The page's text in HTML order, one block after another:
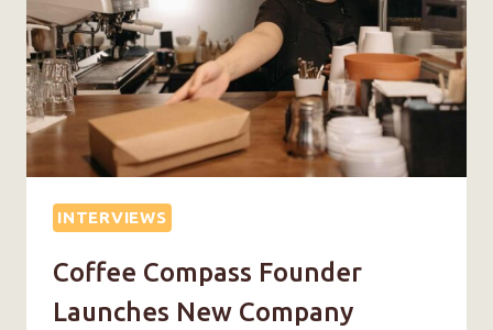
INTERVIEWS
Coffee Compass Founder
Launches New Company